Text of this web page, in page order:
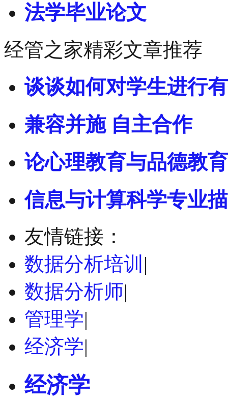
法学毕业论文
经管之家精彩文章推荐
谈谈如何对学生进行
兼容并施 自主合作
论心理教育与品德教
信息与计算科学专业
友情链接：
数据分析培训 |
数据分析师|
管理学|
经济学|
经济学